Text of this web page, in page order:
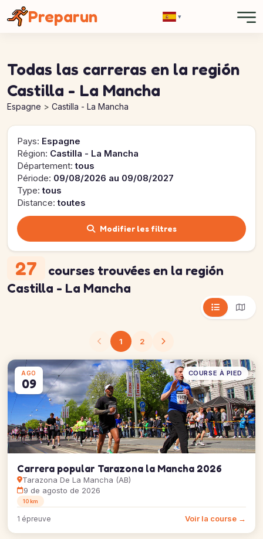
Preparun ▾
Todas las carreras en la región
Castilla - La Mancha
Espagne Castilla - La Mancha
Pays: Espagne
Région: Castilla - La Mancha
Département:tous
Période: 09/08/2026 au 09/08/2027
Type:tous
Distance:toutes
Modifier les filtres
27 courses trouvéesen la región
Castilla - La Mancha
1 2
AGO
09
COURSE À PIED
Carrera popular Tarazona la Mancha 2026
Tarazona De La Mancha (AB)
9 de agosto de 2026
10 km
1 épreuve Voir la course →
Panel de gestión de cookies